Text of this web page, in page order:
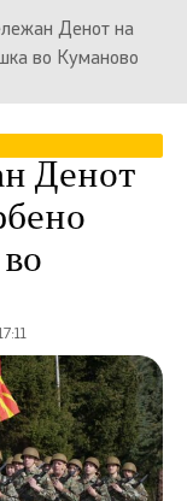
Денот на
во Куманово
Денот